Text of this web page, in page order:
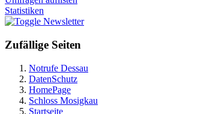
Statistiken
Newsletter
Zufällige Seiten
Notrufe Dessau
DatenSchutz
HomePage
Schloss Mosigkau
Startseite